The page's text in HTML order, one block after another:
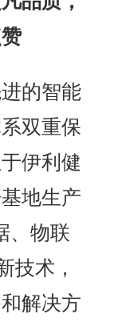
的智能
双重保
伊利健
地生产
、物联
技术，
解决方